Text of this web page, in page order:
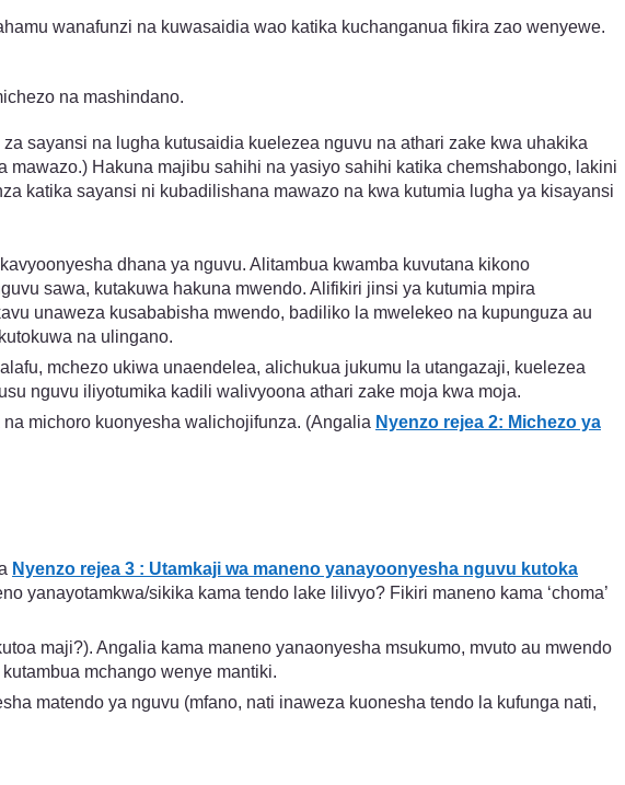
wanafunzi na kuwasaidia wao katika kuchanganua fikira zao wenyewe.
na mashindano.
sayansi na lugha kutusaidia kuelezea nguvu na athari zake kwa uhakika
Hakuna majibu sahihi na yasiyo sahihi katika chemshabongo, lakini
katika sayansi ni kubadilishana mawazo na kwa kutumia lugha ya kisayansi
dhana ya nguvu. Alitambua kwamba kuvutana kikono
sawa, kutakuwa hakuna mwendo. Alifikiri jinsi ya kutumia mpira
unaweza kusababisha mwendo, badiliko la mwelekeo na kupunguza au
na ulingano.
mchezo ukiwa unaendelea, alichukua jukumu la utangazaji, kuelezea
nguvu iliyotumika kadili walivyoona athari zake moja kwa moja.
michoro kuonyesha walichojifunza. (Angalia Nyenzo rejea 2: Michezo ya
Nyenzo rejea 3 : Utamkaji wa maneno yanayoonyesha nguvu kutoka
yanayotamkwa/sikika kama tendo lake lilivyo? Fikiri maneno kama ‘choma’
maji?). Angalia kama maneno yanaonyesha msukumo, mvuto au mwendo
mchango wenye mantiki.
matendo ya nguvu (mfano, nati inaweza kuonesha tendo la kufunga nati,